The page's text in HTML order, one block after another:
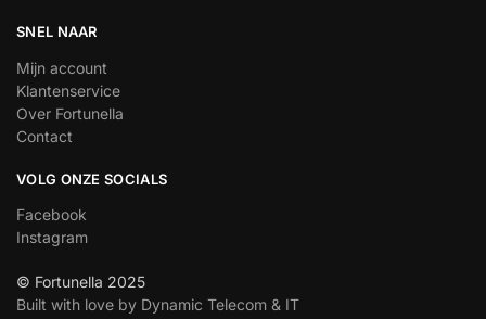
SNEL NAAR
Mijn account
Klantenservice
Over Fortunella
Contact
VOLG ONZE SOCIALS
Facebook
Instagram
© Fortunella 2025
Built with love by Dynamic Telecom & IT